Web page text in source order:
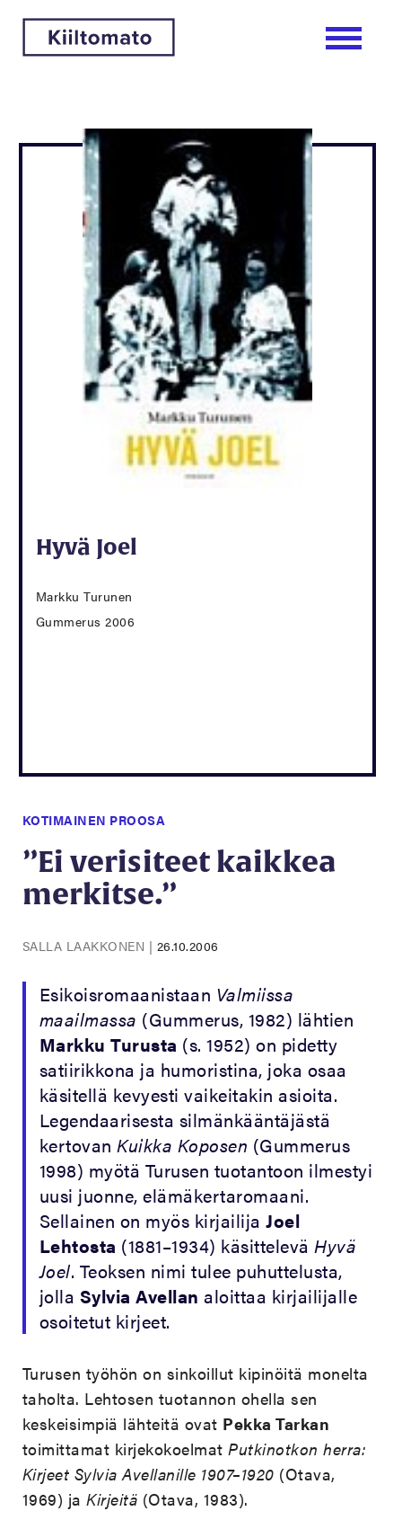
Hyvä Joel
Markku Turunen
Gummerus 2006
KOTIMAINEN PROOSA
”Ei verisiteet kaikkea
merkitse.”
SALLA LAAKKONEN | 26.10.2006
Esikoisromaanistaan Valmiissa
maailmassa (Gummerus, 1982) lähtien
Markku Turusta (s. 1952) on pidetty
satiirikkona ja humoristina, joka osaa
käsitellä kevyesti vaikeitakin asioita.
Legendaarisesta silmänkääntäjästä
kertovanKuikka Koposen (Gummerus
1998) myötä Turusen tuotantoon ilmestyi
uusi juonne, elämäkertaromaani.
Sellainen on myös kirjailijaJoel
Lehtosta (1881–1934) käsitteleväHyvä
Joel. Teoksen nimi tulee puhuttelusta,
jolla Sylvia Avellan aloittaa kirjailijalle
osoitetut kirjeet.
Turusen työhön on sinkoillut kipinöitä monelta
taholta. Lehtosen tuotannon ohella sen
keskeisimpiä lähteitä ovat Pekka Tarkan
toimittamat kirjekokoelmatPutkinotkon herra:
Kirjeet Sylvia Avellanille 1907–1920 (Otava,
1969) jaKirjeitä (Otava, 1983).